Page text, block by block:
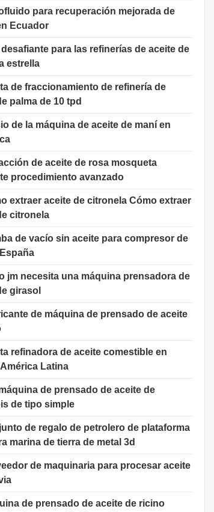
para recuperación mejorada de
Ecuador
para las refinerías de aceite de
estrella
de fraccionamiento de refinería de
palma de 10 tpd
de la máquina de aceite de maní en
de aceite de rosa mosqueta
procedimiento avanzado
extraer aceite de citronela Cómo extraer
citronela
de vacío sin aceite para compresor de
jm necesita una máquina prensadora de
girasol
de máquina de prensado de aceite
refinadora de aceite comestible en
Latina
de prensado de aceite de
de tipo simple
de regalo de petrolero de plataforma
marina de tierra de metal 3d
de maquinaria para procesar aceite
de prensado de aceite de ricino